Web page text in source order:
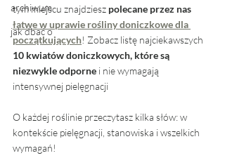
archiwum
jak dbać o
tym miejscu znajdziesz polecane przez nas
łatwe w uprawie rośliny doniczkowe dla
początkujących! Zobacz listę najciekawszych
10 kwiatów doniczkowych, które są
niezwykle odporne i nie wymagają
intensywnej pielęgnacji
O każdej roślinie przeczytasz kilka słów: w
kontekście pielęgnacji, stanowiska i wszelkich
wymagań!